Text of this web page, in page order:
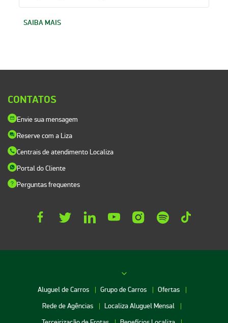
SAIBA MAIS
CONTATOS
Envie sua mensagem
Reserve com a Liza
Centrais de atendimento Localiza
Portal do Cliente
Perguntas frequentes
Aluguel de Carros Grupo de Carros
Ofertas
Rede de Agências
Localiza Aluguel Mensal